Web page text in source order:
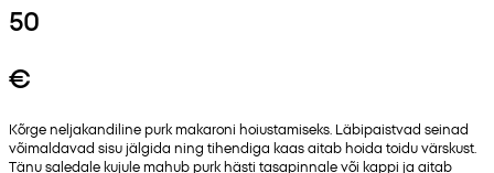
50
€
Kõrge neljakandiline purk makaroni hoiustamiseks. Läbipaistvad seinad
võimaldavad sisu jälgida ning tihendiga kaas aitab hoida toidu värskust.
Tänu saledale kujule mahub purk hästi tasapinnale või kappi ja aitab